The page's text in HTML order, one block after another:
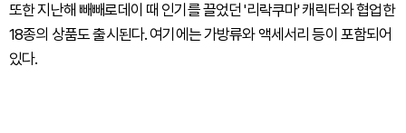
또한 지난해 빼빼로데이 때 인기를 끌었던 '리락쿠마' 캐릭터와 협업한
18종의 상품도 출시된다. 여기에는 가방류와 액세서리 등이 포함되어
있다.